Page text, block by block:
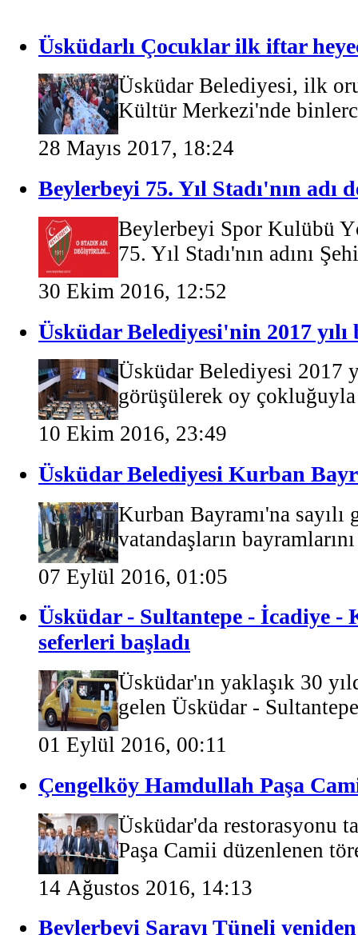
Üsküdarlı Çocuklar ilk iftar
Üsküdar Belediyesi, ilk
Kültür Merkezi'nde
28 Mayıs 2017, 18:24
Beylerbeyi 75. Yıl Stadı'nın adı
Beylerbeyi Spor Kulübü
75. Yıl Stadı'nın adını
30 Ekim 2016, 12:52
Üsküdar Belediyesi'nin 2017 yılı
Üsküdar Belediyesi 2017
görüşülerek oy
10 Ekim 2016, 23:49
Üsküdar Belediyesi Kurban
Kurban Bayramı'na
vatandaşların
07 Eylül 2016, 01:05
Üsküdar - Sultantepe - İcadiye -
seferleri başladı
Üsküdar'ın yaklaşık 30
gelen Üsküdar -
01 Eylül 2016, 00:11
Çengelköy Hamdullah Paşa
Üsküdar'da restorasyonu
Paşa Camii düzenlenen
14 Ağustos 2016, 14:13
Beylerbeyi Sarayı Tüneli yeniden